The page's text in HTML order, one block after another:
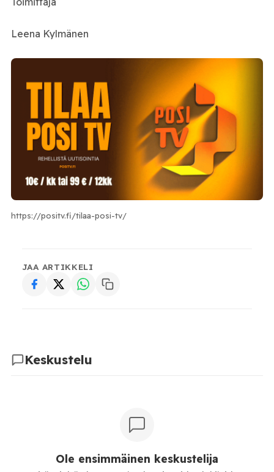
Leena Kylmänen
https://positv.fi/tilaa-posi-tv/
JAA ARTIKKELI
Keskustelu
Ole ensimmäinen keskustelija